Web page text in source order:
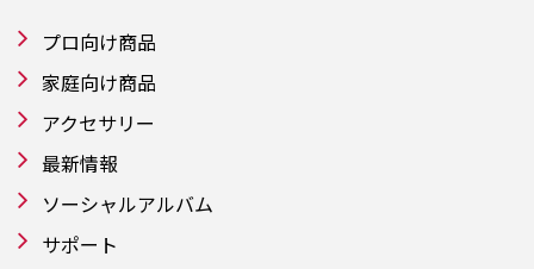
プロ向け商品
家庭向け商品
アクセサリー
最新情報
ソーシャルアルバム
サポート